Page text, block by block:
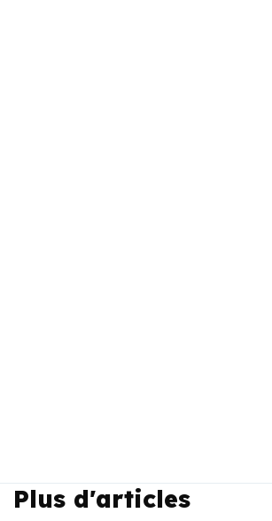
Plus d'articles